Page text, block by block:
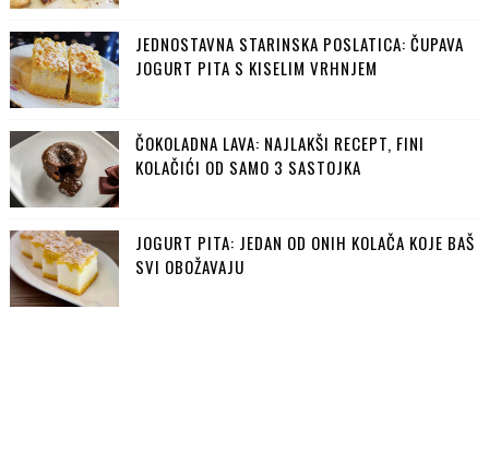
JEDNOSTAVNA STARINSKA POSLATICA: ČUPAVA
JOGURT PITA S KISELIM VRHNJEM
ČOKOLADNA LAVA: NAJLAKŠI RECEPT, FINI
KOLAČIĆI OD SAMO 3 SASTOJKA
JOGURT PITA: JEDAN OD ONIH KOLAČA KOJE BAŠ
SVI OBOŽAVAJU